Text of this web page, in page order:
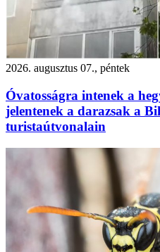
2026. augusztus 07., péntek
Óvatosságra intenek a
jelentenek a darazsak a
turistaútvonalain